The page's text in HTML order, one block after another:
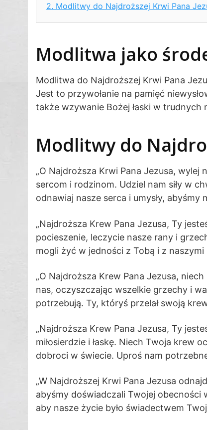
2. Modlitwy do Najdroższej Krwi Pana
Modlitwa jako
Modlitwa do Najdroższej Krwi Pana
Jest to przywołanie na pamięć
także wzywanie Bożej łaski w
Modlitwy do
„O Najdroższa Krwi Pana Jezusa,
sercom i rodzinom. Udziel nam siły w
odnawiaj nasze serca i umysły,
„Najdroższa Krew Pana Jezusa, Ty
pocieszenie, leczycie nasze rany i
mogli żyć w jedności z Tobą i z naszymi
„O Najdroższa Krew Pana Jezusa,
nas, oczyszczając wszelkie grzechy i
potrzebują. Ty, któryś przelał swoją
„Najdroższa Krew Pana Jezusa, Ty
miłosierdzie i łaskę. Niech Twoja krew
dobroci w świecie. Uproś nam
„W Najdroższej Krwi Pana Jezusa
abyśmy doświadczali Twojej obecności
aby nasze życie było świadectwem